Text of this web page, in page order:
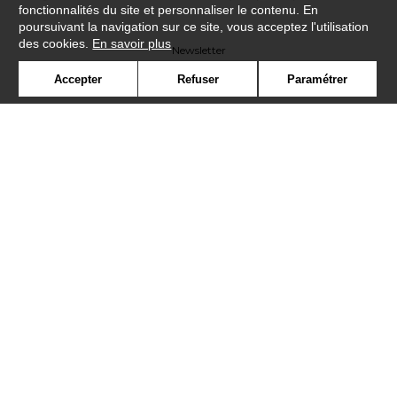
Newsletter
Contact
fonctionnalités du site et personnaliser le contenu. En
poursuivant la navigation sur ce site, vous acceptez l'utilisation
des cookies. En savoir plus
Accepter Refuser Paramétrer